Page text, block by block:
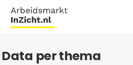
Data per thema